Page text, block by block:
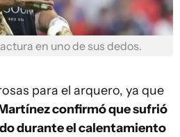
en uno de sus dedos.
para el arquero, ya que
confirmó que sufrió
durante el calentamiento